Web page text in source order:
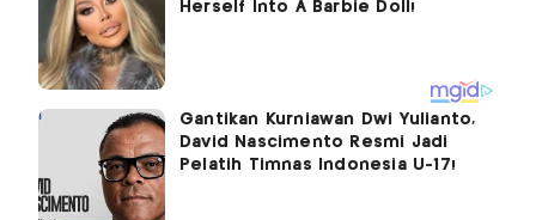
Gantikan Kurniawan Dwi Yulianto,
David Nascimento Resmi Jadi
Pelatih Timnas Indonesia U-17!